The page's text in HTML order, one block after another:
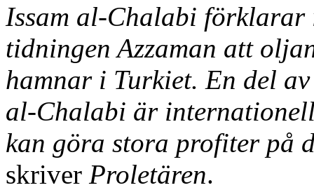
Issam al-Chalabi
tidningen Azzaman att
hamnar i Turkiet. En del
al-Chalabi är
kan göra stora profiter på
skriver Proletären.